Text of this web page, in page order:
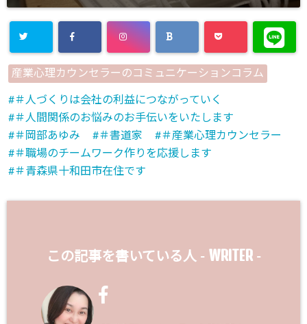
産業心理カウンセラーのコミュニケーションコラム
＃人づくりは会社の利益につながっていく
＃人間関係のお悩みのお手伝いをいたします
＃岡部あゆみ
＃書道家
＃産業心理カウンセラー
＃職場のチームワーク作りを応援します
＃青森県十和田市在住です
この記事を書いている人 - WRITER-